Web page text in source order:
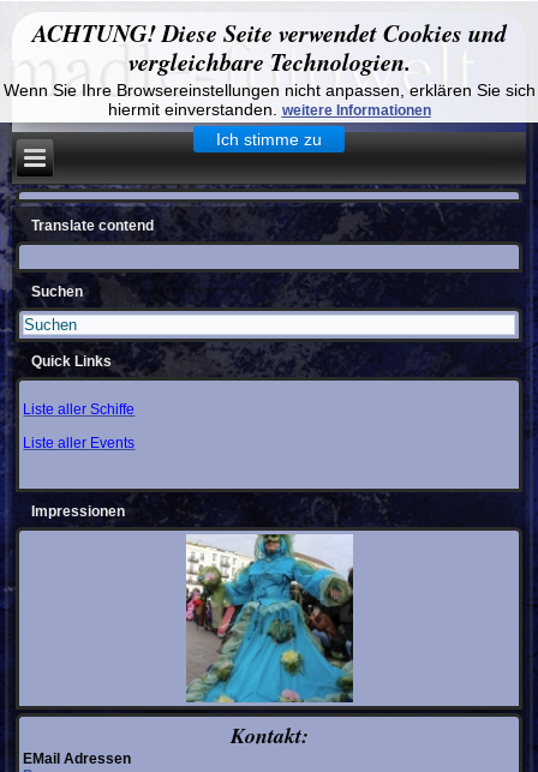
ACHTUNG! Diese Seite verwendet Cookies und
vergleichbare Technologien.
Wenn Sie Ihre Browsereinstellungen nicht anpassen, erklären Sie sich
hiermit einverstanden.
weitere Informationen
Ich stimme zu
Translate contend
Suchen
Quick Links
Liste aller Schiffe
Liste aller Events
Impressionen
Kontakt:
EMail Adressen